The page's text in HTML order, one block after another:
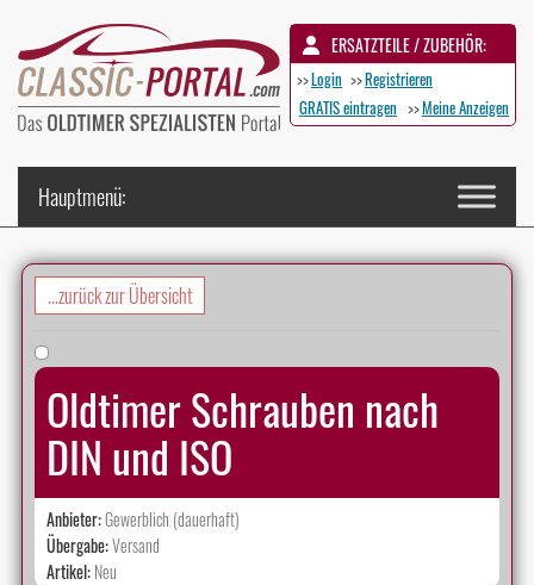
ERSATZTEILE / ZUBEHÖR:
>>Login >>Registrieren
GRATIS eintragen >>Meine Anzeigen
...zurück zur Übersicht
Oldtimer Schrauben nach
DIN und ISO
Anbieter:Gewerblich (dauerhaft)
Übergabe:Versand
Artikel:Neu